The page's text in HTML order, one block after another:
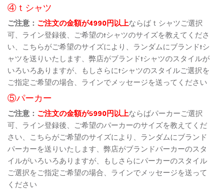
④ｔシャツ
ご注意： ご注文の金額が4990円以上ならばｔシャツご選択
可、ライン登録後、ご希望のtシャツのサイズを教えてくださ
い、こちらがご希望のサイズにより、ランダムにブランドtシ
ャツを送りいたします、弊店がブランドtシャツのスタイルが
いろいろありますが、もしさらにtシャツのスタイルご選択を
ご指定ご希望の場合、ラインでメッセージを送ってください
⑤パーカー
ご注意： ご注文の金額が5990円以上ならばパーカーご選択
可、ライン登録後、ご希望のパーカーのサイズを教えてくだ
さい、こちらがご希望のサイズにより、ランダムにブランド
パーカーを送りいたします、弊店がブランドパーカーのスタ
イルがいろいろありますが、もしさらにパーカーのスタイル
ご選択をご指定ご希望の場合、ラインでメッセージを送って
ください